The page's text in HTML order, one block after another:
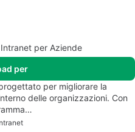
per Aziende
per
per migliorare la
delle organizzazioni. Con